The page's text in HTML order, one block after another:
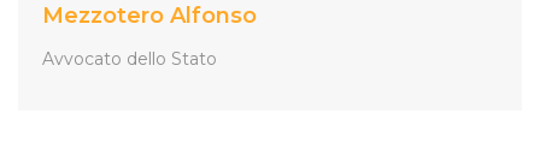
Mezzotero Alfonso
Avvocato dello Stato